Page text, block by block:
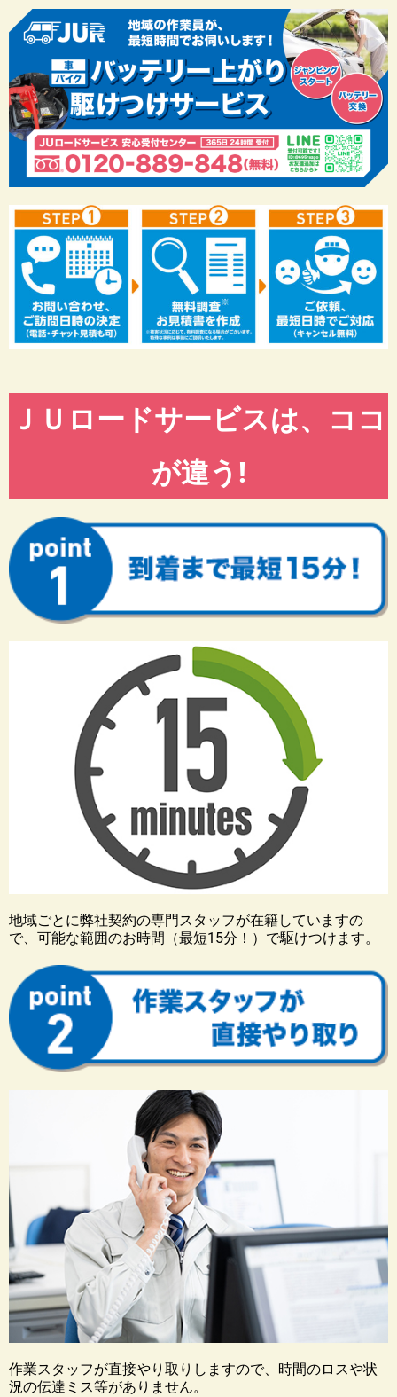
ＪＵロードサービスは、ココ
が違う!
地域ごとに弊社契約の専門スタッフが在籍していますの
で、可能な範囲のお時間（最短15分！）で駆けつけます。
作業スタッフが直接やり取りしますので、時間のロスや状
況の伝達ミス等がありません。